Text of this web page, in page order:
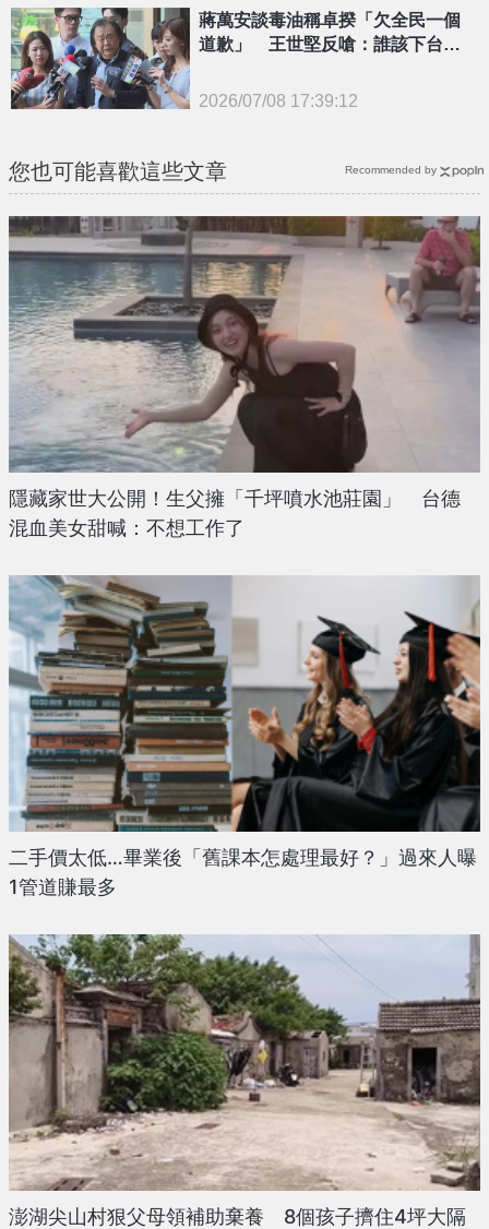
蔣萬安談毒油稱卓揆「欠全民一個
道歉」 王世堅反嗆：誰該下台還
2026/07/08 17:39:12
您也可能喜歡這些文章
隱藏家世大公開！生父擁「千坪噴水池莊園」 台德
混血美女甜喊：不想工作了
二手價太低…畢業後「舊課本怎處理最好？」過來人曝
1管道賺最多
澎湖尖山村狠父母領補助棄養 8個孩子擠住4坪大隔
Recommended by